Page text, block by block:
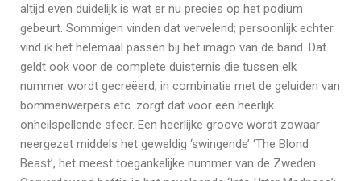
altijd even duidelijk is wat er nu precies op het podium
gebeurt. Sommigen vinden dat vervelend; persoonlijk echter
vind ik het helemaal passen bij het imago van de band. Dat
geldt ook voor de complete duisternis die tussen elk
nummer wordt gecreëerd; in combinatie met de geluiden van
bommenwerpers etc. zorgt dat voor een heerlijk
onheilspellende sfeer. Een heerlijke groove wordt zowaar
neergezet middels het geweldig ‘swingende’ ‘The Blond
Beast’, het meest toegankelijke nummer van de Zweden.